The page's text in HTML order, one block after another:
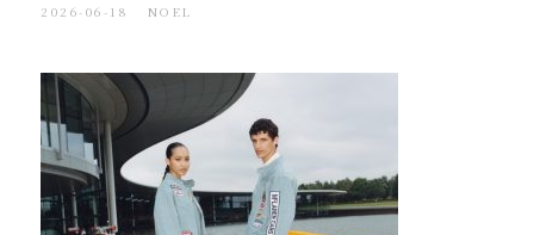
2026-06-18 NOEL